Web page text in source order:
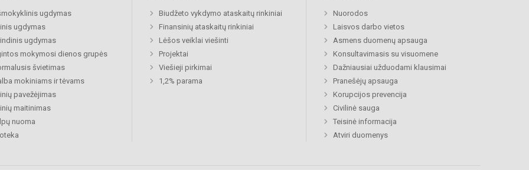
ugdymas
ugdymas
ugdymas
mokymosi dienos grupės
švietimas
mokiniams ir tėvams
pavežėjimas
maitinimas
nuoma
Biudžeto vykdymo ataskaitų rinkiniai
Finansinių ataskaitų rinkiniai
Lėšos veiklai viešinti
Projektai
Viešieji pirkimai
1,2% parama
Nuorodos
Laisvos darbo vietos
Asmens duomenų apsauga
Konsultavimasis su visuomene
Dažniausiai užduodami klausimai
Pranešėjų apsauga
Korupcijos prevencija
Civilinė sauga
Teisinė informacija
Atviri duomenys